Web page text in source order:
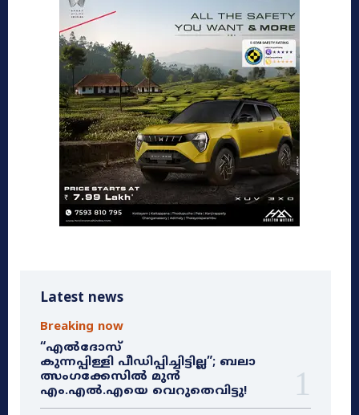
Latest news
Breaking now
“എൽദോസ്
കുന്നപ്പിള്ളി പീഡിപ്പിച്ചിട്ടില്ല”; ബലാ
ത്സംഗക്കേസിൽ മുൻ
എം.എൽ.എയെ വെറുതെവിട്ടു!